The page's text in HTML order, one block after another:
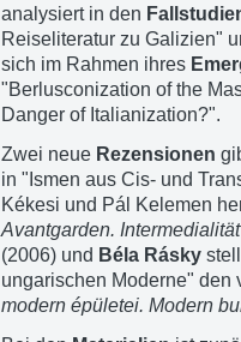
analysiert in den
Reiseliteratur zu Galizien"
sich im Rahmen ihres
"Berlusconization of the
Danger of Italianization?".
Zwei neue Rezensionen
in "Ismen aus Cis- und
Kékesi und Pál Kelemen
Avantgarden.
(2006) und Béla Rásky
ungarischen Moderne"
modern épületei. Modern